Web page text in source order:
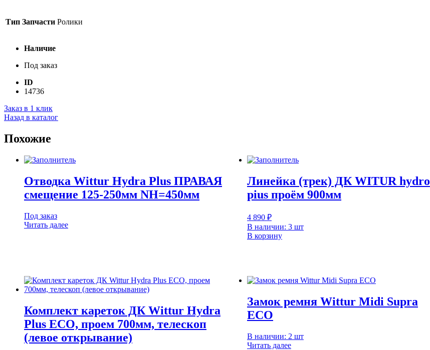
Тип Запчасти Ролики
Наличие
Под заказ
ID
14736
Заказ в 1 клик
Назад в каталог
Похожие
Отводка Wittur Hydra Plus ПРАВАЯ
смещение 125-250мм NH=450мм
Под заказ
Читать далее
Линейка (трек) ДК WITUR hydro
pius проём 900мм
4 890 ₽
В наличии: 3 шт
В корзину
Комплект кареток ДК Wittur Hydra
Plus ECO, проем 700мм, телескоп
(левое открывание)
Замок ремня Wittur Midi Supra
ECO
В наличии: 2 шт
Читать далее